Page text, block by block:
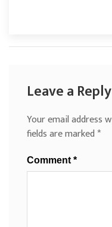
Leave a Reply
Your email address
fields are marked*
Comment *